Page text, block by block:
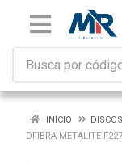
INÍCIO DISCOS
DFIBRA METALITE